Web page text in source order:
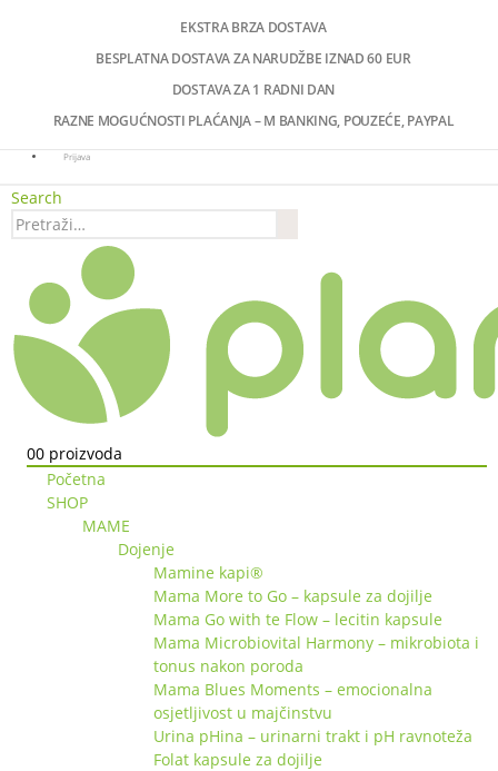
EKSTRA BRZA DOSTAVA
BESPLATNA DOSTAVA ZA NARUDŽBE IZNAD 60 EUR
DOSTAVA ZA 1 RADNI DAN
RAZNE MOGUĆNOSTI PLAĆANJA – M BANKING, POUZEĆE, PAYPAL
Prijava
Search
00 proizvoda
Početna
SHOP
MAME
Dojenje
Mamine kapi®
Mama More to Go – kapsule za dojilje
Mama Go with te Flow – lecitin kapsule
Mama Microbiovital Harmony – mikrobiota i
tonus nakon poroda
Mama Blues Moments – emocionalna
osjetljivost u majčinstvu
Urina pHina – urinarni trakt i pH ravnoteža
Folat kapsule za dojilje